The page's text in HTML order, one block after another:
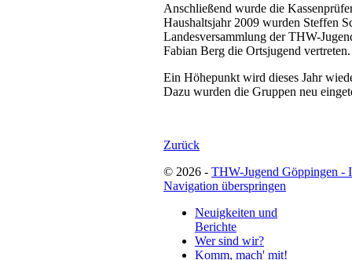
Anschließend wurde die
Haushaltsjahr 2009 wurden Steffen
Landesversammlung der THW-
Fabian Berg die Ortsjugend vertreten.
Ein Höhepunkt wird dieses Jahr
Dazu wurden die Gruppen neu
Zurück
© 2026 - THW-Jugend Göppingen -
Navigation überspringen
Neuigkeiten und
Berichte
Wer sind wir?
Komm, mach' mit!